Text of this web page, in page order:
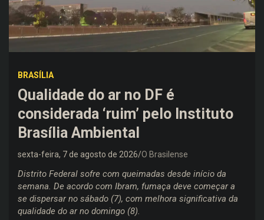
BRASÍLIA
Qualidade do ar no DF é
considerada ‘ruim’ pelo Instituto
Brasília Ambiental
sexta-feira, 7 de agosto de 2026 O Brasilense
Distrito Federal sofre com queimadas desde início da
semana. De acordo com Ibram, fumaça deve começar a
se dispersar no sábado (7), com melhora significativa da
qualidade do ar no domingo (8).